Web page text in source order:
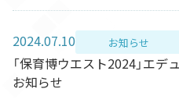
2024.07.10 お知らせ
「保育博ウエスト2024」エ
お知らせ